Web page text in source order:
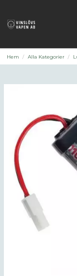
Hem Alla Kategorier